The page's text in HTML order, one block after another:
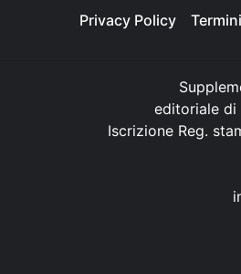
Privacy Policy
editoriale di
Iscrizione Reg.